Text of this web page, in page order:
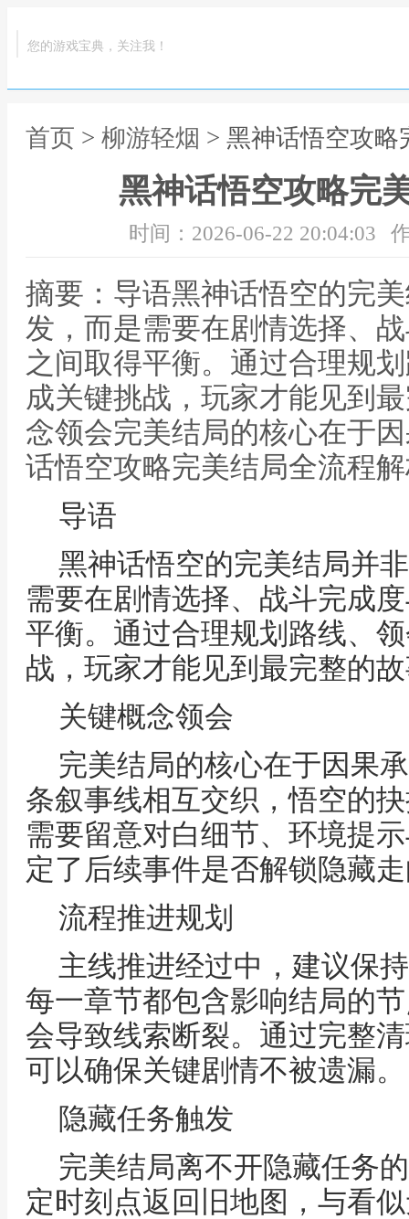
您的游戏宝典，关注我！
首页 > 柳游轻烟 > 黑神话悟空攻
黑神话悟空攻略完
时间：2026-06-22 20:04:03
摘要：导语黑神话悟空的完
发，而是需要在剧情选择、
之间取得平衡。通过合理规
成关键挑战，玩家才能见到
念领会完美结局的核心在于
话悟空攻略完美结局全流程
导语
黑神话悟空的完美结局并
需要在剧情选择、战斗完成
平衡。通过合理规划路线、
战，玩家才能见到最完整的
关键概念领会
完美结局的核心在于因果
条叙事线相互交织，悟空的
需要留意对白细节、环境提
定了后续事件是否解锁隐藏
流程推进规划
主线推进经过中，建议保
每一章节都包含影响结局的
会导致线索断裂。通过完整
可以确保关键剧情不被遗漏。
隐藏任务触发
完美结局离不开隐藏任务
定时刻点返回旧地图，与看